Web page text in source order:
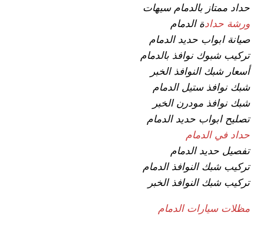
حداد ممتاز بالدمام سيهات
ورشة حدادة الدمام
صيانة ابواب حديد الدمام
تركيب شبوك نوافذ بالدمام
أسعار شبك النوافذ الخبر
شبك نوافذ ستيل الدمام
شبك نوافذ مودرن الخبر
تصليح ابواب حديد الدمام
حداد في الدمام
تفصيل حديد الدمام
تركيب شبك النوافذ الدمام
تركيب شبك النوافذ الخبر
مظلات سيارات الدمام